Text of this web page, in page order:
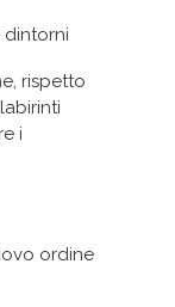
dintorni
rispetto
i
ordine